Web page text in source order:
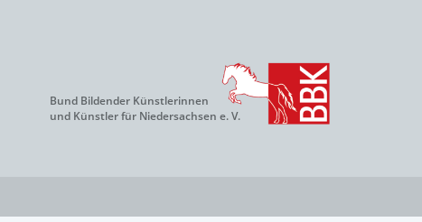
Bund Bildender Künstlerinnen
und Künstler für Niedersachsen e. V.